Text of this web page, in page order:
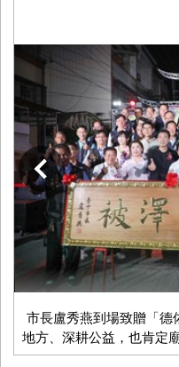
市長盧秀燕到場致贈「德
地方、深耕公益，也肯定